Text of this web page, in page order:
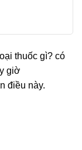
thuốc gì? có
giờ
điều này.